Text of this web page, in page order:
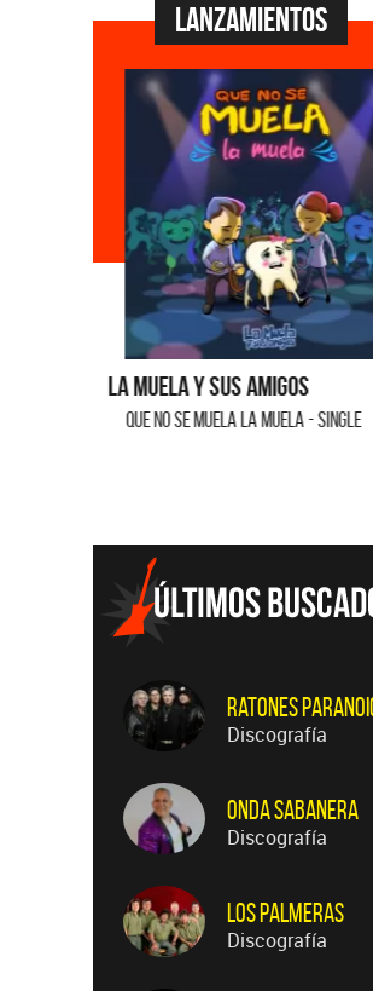
Lanzamientos
La Muela y Sus Amigos
QUE NO SE MUELA LA MUELA - SINGLE
Ratones
Discografía
Onda Sabanera
Discografía
Los Palmeras
Discografía